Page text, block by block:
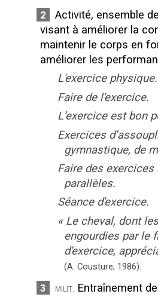
2
Activité, ensemble
visant à améliorer la
maintenir le corps en
améliorer les
L'exercice physique.
Faire de l'exercice.
L’exercice est bon
Exercices
gymnastique, de
Faire des exercices
parallèles.
Séance d'exercice.
« Le cheval, dont
engourdies par le
d'exercice,
(A. Cousture, 1986).
3 milit. Entraînement